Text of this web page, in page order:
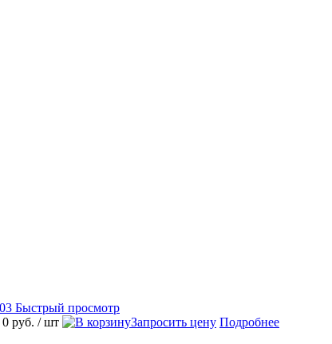
Быстрый просмотр
0 руб. / шт Запросить цену Подробнее